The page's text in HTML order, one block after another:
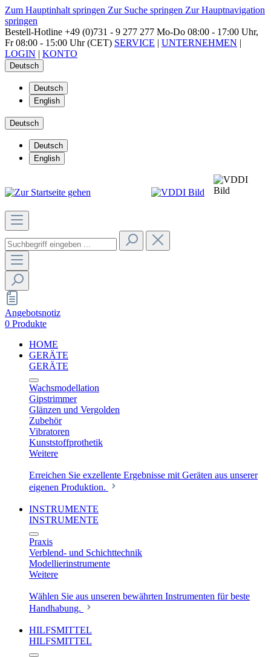
Zum Hauptinhalt springen Zur Suche springen Zur Hauptnavigation
springen
Bestell-Hotline +49 (0)731 - 9 277 277 Mo-Do 08:00 - 17:00 Uhr,
Fr 08:00 - 15:00 Uhr (CET) SERVICE | UNTERNEHMEN |
LOGIN | KONTO
Deutsch
Deutsch
English
Deutsch
Deutsch
English
Angebotsnotiz
0 Produkte
HOME
GERÄTE
GERÄTE
Wachsmodellation
Gipstrimmer
Glänzen und Vergolden
Zubehör
Vibratoren
Kunststoffprothetik
Weitere
Erreichen Sie exzellente Ergebnisse mit Geräten aus unserer
eigenen Produktion.
INSTRUMENTE
INSTRUMENTE
Praxis
Verblend- und Schichttechnik
Modellierinstrumente
Weitere
Wählen Sie aus unseren bewährten Instrumenten für beste
Handhabung.
HILFSMITTEL
HILFSMITTEL